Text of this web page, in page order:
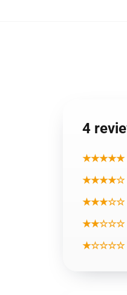
4
★★★★★
★★★★☆
★★★☆☆
★★☆☆☆
★☆☆☆☆